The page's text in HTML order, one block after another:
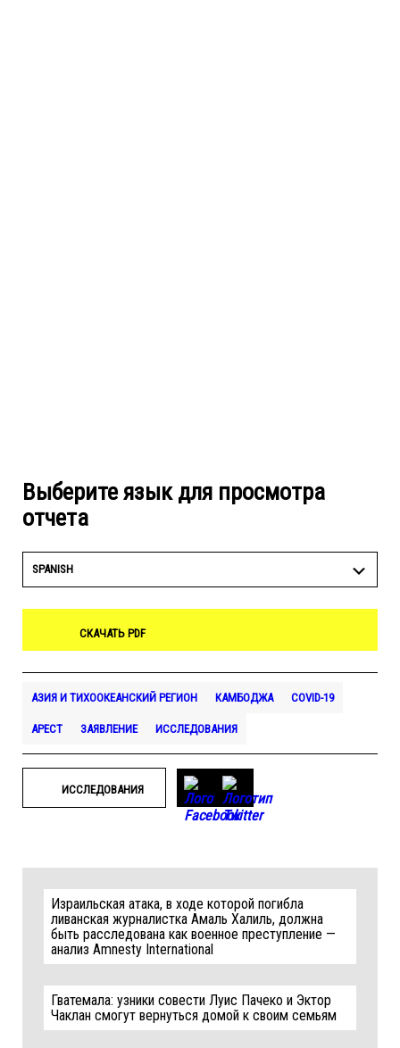
Выберите язык для просмотра
отчета
SPANISH
СКАЧАТЬ PDF
АЗИЯ И ТИХООКЕАНСКИЙ РЕГИОН КАМБОДЖА COVID-19
АРЕСТ ЗАЯВЛЕНИЕ ИССЛЕДОВАНИЯ
ИССЛЕДОВАНИЯ
Израильская атака, в ходе которой погибла
ливанская журналистка Амаль Халиль, должна
быть расследована как военное преступление —
анализ Amnesty International
Гватемала: узники совести Луис Пачеко и Эктор
Чаклан смогут вернуться домой к своим семьям